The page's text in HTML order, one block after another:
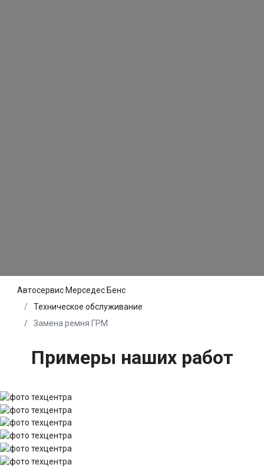
Автосервис Мерседес Бенс
Техническое обслуживание
Замена ремня ГРМ
Примеры наших работ